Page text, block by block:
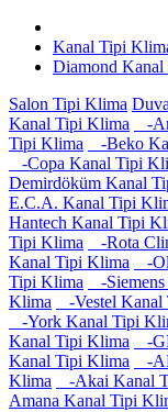
Kanal Tipi
Diamond
Salon Tipi Klima
Kanal Tipi Klima
-
Tipi Klima
-Beko
-Copa Kanal Tipi
Demirdöküm Kanal
E.C.A. Kanal Tipi
Hantech Kanal Tipi
Tipi Klima
-Rota
Kanal Tipi Klima
-
Tipi Klima
-
Klima
-Vestel
-York Kanal Tipi
Kanal Tipi Klima
-
Kanal Tipi Klima
-
Klima
-Akai Kanal
Amana Kanal Tipi